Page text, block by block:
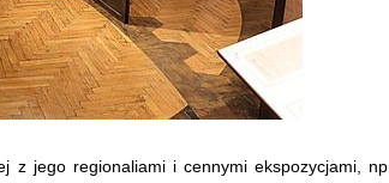
z jego regionaliami i cennymi ekspozycjami, np.